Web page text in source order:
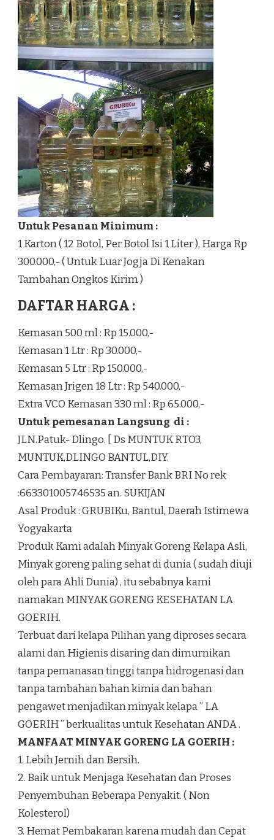
Untuk Pesanan Minimum :
1 Karton ( 12 Botol, Per Botol Isi 1 Liter ), Harga Rp
300.000,- ( Untuk Luar Jogja Di Kenakan
Tambahan Ongkos Kirim )
DAFTAR HARGA :
Kemasan 500 ml : Rp 15.000,-
Kemasan 1 Ltr : Rp 30.000,-
Kemasan 5 Ltr : Rp 150.000,-
Kemasan Jrigen 18 Ltr : Rp 540.000,-
Extra VCO Kemasan 330 ml : Rp 65.000,-
Untuk pemesanan Langsung di :
JLN.Patuk- Dlingo. [ Ds MUNTUK RTO3,
MUNTUK,DLINGO BANTUL,DIY.
Cara Pembayaran: Transfer Bank BRI No rek
:663301005746535 an. SUKIJAN
Asal Produk : GRUBIKu, Bantul, Daerah Istimewa
Yogyakarta
Produk Kami adalah Minyak Goreng Kelapa Asli,
Minyak goreng paling sehat di dunia ( sudah diuji
oleh para Ahli Dunia) , itu sebabnya kami
namakan MINYAK GORENG KESEHATAN LA
GOERIH.
Terbuat dari kelapa Pilihan yang diproses secara
alami dan Higienis disaring dan dimurnikan
tanpa pemanasan tinggi tanpa hidrogenasi dan
tanpa tambahan bahan kimia dan bahan
pengawet menjadikan minyak kelapa ” LA
GOERIH ” berkualitas untuk Kesehatan ANDA .
MANFAAT MINYAK GORENG LA GOERIH :
1. Lebih Jernih dan Bersih.
2. Baik untuk Menjaga Kesehatan dan Proses
Penyembuhan Beberapa Penyakit. ( Non
Kolesterol)
3. Hemat Pembakaran karena mudah dan Cepat